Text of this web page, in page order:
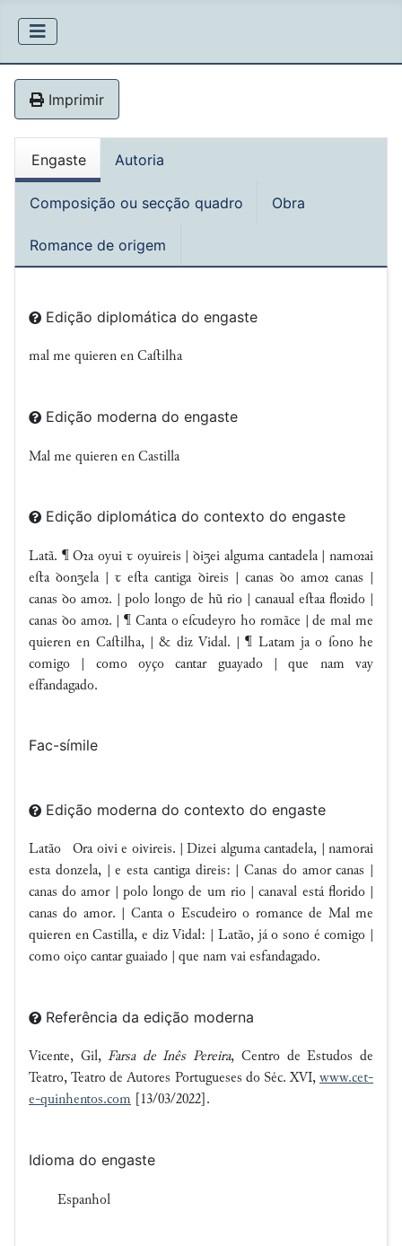
Imprimir
Engaste Autoria
Composição ou secção quadro Obra
Romance de origem
Edição diplomática do engaste
mal me quieren en Caﬅilha
Edição moderna do engaste
Mal me quieren en Castilla
Edição diplomática do contexto do engaste
Latã. ¶ Oꝛa oyui ꞇ oyuireis | ꝺiei alguma cantadela | namai
eﬅa ꝺonela | ꞇ eﬅa cantiga ꝺireis | canas ꝺo am canas |
canas ꝺo am. | polo longo de hũ rio | canaual eﬅaa flido |
canas ꝺo am. | ¶ Canta o eſcudeyro ho romãce | de mal me
quieren en Caﬅilha, | & diz Vidal. | ¶ Latam ja o ſono he
comigo | como oyço cantar guayado | que nam vay
eſfandagado.
Fac-símile
Edição moderna do contexto do engaste
Latão Ora oivi e oivireis. | Dizei alguma cantadela, | namorai
esta donzela, | e esta cantiga direis: | Canas do amor canas |
canas do amor | polo longo de um rio | canaval está florido |
canas do amor. | Canta o Escudeiro o romance de Mal me
quieren en Castilla, e diz Vidal: | Latão, já o sono é comigo |
como oiço cantar guaiado | que nam vai esfandagado.
Referência da edição moderna
Vicente, Gil, Farsa de Inês Pereira, Centro de Estudos de
Teatro, Teatro de Autores Portugueses do Séc. XVI, www.cet-
e-quinhentos.com [13/03/2022].
Idioma do engaste
Espanhol